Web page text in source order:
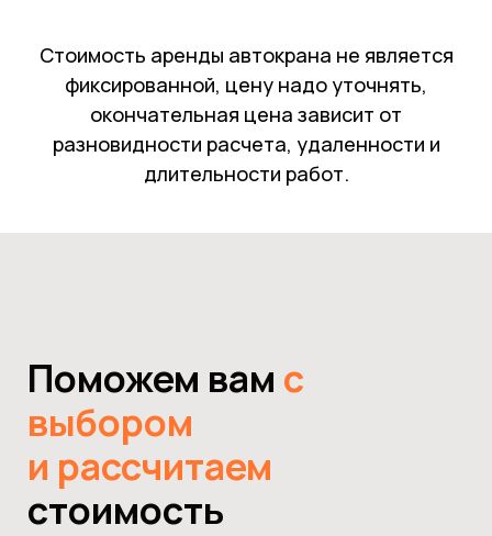
Стоимость аренды автокрана не является
фиксированной, цену надо уточнять,
окончательная цена зависит от
разновидности расчета, удаленности и
длительности работ.
Поможем вам с
выбором
и рассчитаем
стоимость